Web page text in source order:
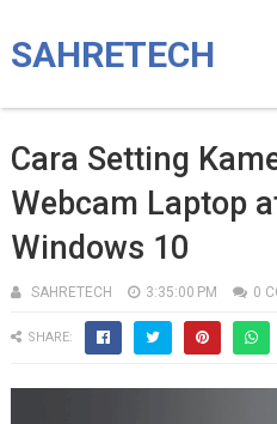
SAHRETECH
Cara Setting
Webcam Laptop
Windows 10
SAHRETECH 3:35:00 PM 0
SHARE: